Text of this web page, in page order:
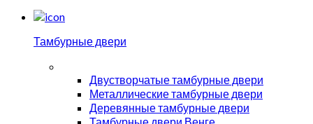
Тамбурные двери
Двустворчатые тамбурные двери
Металлические тамбурные двери
Деревянные тамбурные двери